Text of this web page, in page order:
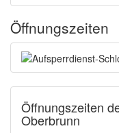
Öffnungszeiten
Öffnungszeiten
Oberbrunn